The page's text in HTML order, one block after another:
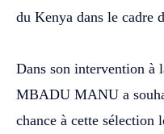
du Kenya dans le cadre
‎Dans son intervention à
MBADU MANU a
chance à cette sélection